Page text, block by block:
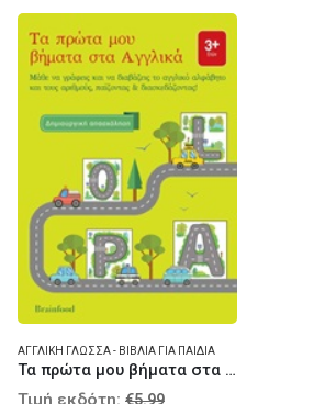
ΑΓΓΛΙΚΉ ΓΛΏΣΣΑ - ΒΙΒΛΊΑ ΓΙΑ ΠΑΙΔΙΆ
Τα πρώτα μου βήματα στα αγγλικά